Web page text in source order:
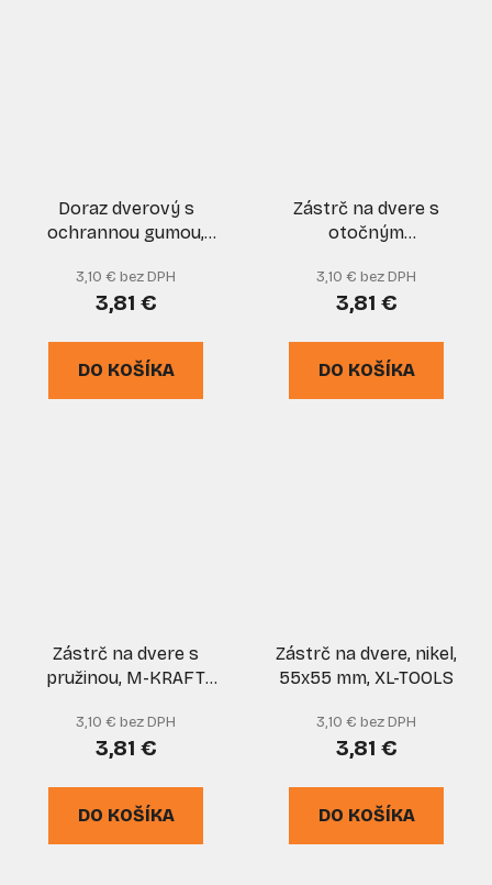
Doraz dverový s
ochrannou gumou,
3,10 € bez DPH
3,81 €
DO KOŠÍKA
Zástrč na dvere s
otočným
55x55 mm, XL-TOOLS
3,10 € bez DPH
3,81 €
DO KOŠÍKA
Zástrč na dvere s
pružinou, M-KRAFT
3,10 € bez DPH
3,81 €
DO KOŠÍKA
Zástrč na dvere, nikel,
55x55 mm, XL-TOOLS
3,10 € bez DPH
3,81 €
DO KOŠÍKA